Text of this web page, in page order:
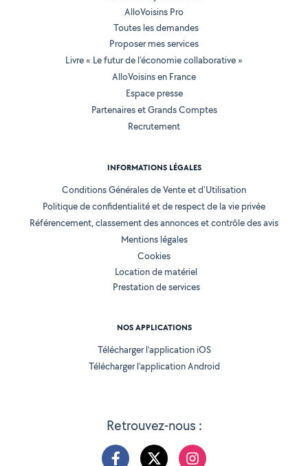
Retrouvez-nous :
AlloVoisins Pro
Toutes les demandes
Proposer mes services
Livre « Le futur de l'économie collaborative »
AlloVoisins en France
Espace presse
Partenaires et Grands Comptes
Recrutement
INFORMATIONS LÉGALES
Conditions Générales de Vente et d'Utilisation
Politique de confidentialité et de respect de la vie privée
Référencement, classement des annonces et contrôle des avis
Mentions légales
Cookies
Location de matériel
Prestation de services
NOS APPLICATIONS
Télécharger l’application iOS
Télécharger l’application Android